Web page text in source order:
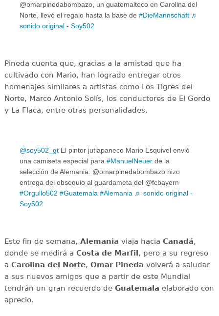
@omarpinedabombazo, un guatemalteco en Carolina del
Norte, llevó el regalo hasta la base de #DieMannschaft ♬
sonido original - Soy502
Pineda cuenta que, gracias a la amistad que ha
cultivado con Mario, han logrado entregar otros
homenajes similares a artistas como Los Tigres del
Norte, Marco Antonio Solís, los conductores de El Gordo
y La Flaca, entre otras personalidades.
@soy502_gt El pintor jutiapaneco Mario Esquivel envió
una camiseta especial para #ManuelNeuer de la
selección de Alemania. @omarpinedabombazo hizo
entrega del obsequio al guardameta del @fcbayern
#Orgullo502 #Guatemala #Alemania ♬ sonido original -
Soy502
Este fin de semana, Alemania viaja hacia Canadá,
donde se medirá a Costa de Marfil , pero a su regreso
a Carolina del Norte, Omar Pineda volverá a saludar
a sus nuevos amigos que a partir de este Mundial
tendrán un gran recuerdo de Guatemala elaborado con
aprecio.